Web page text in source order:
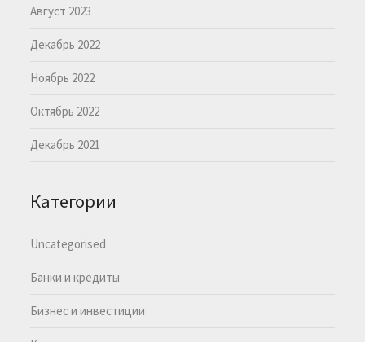
Август 2023
Декабрь 2022
Ноябрь 2022
Октябрь 2022
Декабрь 2021
Категории
Uncategorised
Банки и кредиты
Бизнес и инвестиции